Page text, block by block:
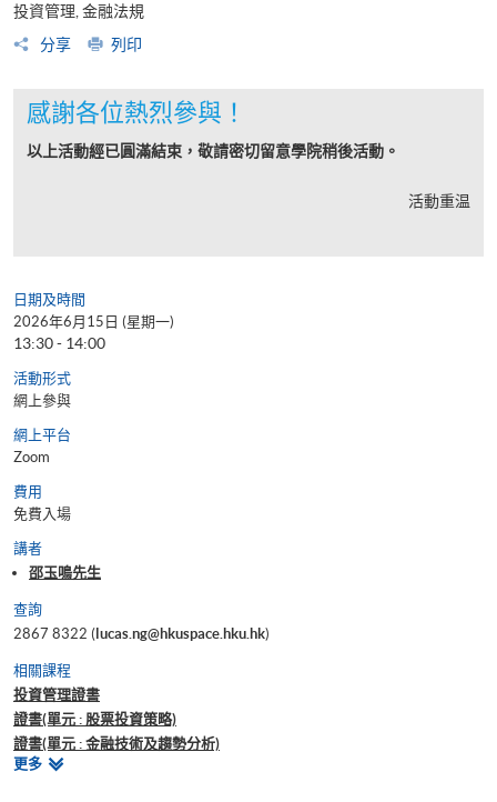
投資管理, 金融法規
分享
列印
感謝各位熱烈參與！
以上活動經已圓滿結束，敬請密切留意學院稍後活動。
活動重温
日期及時間
2026年6月15日 (星期一)
13:30 - 14:00
活動形式
網上參與
網上平台
Zoom
費用
免費入場
講者
邵玉鳴先生
查詢
2867 8322 (lucas.ng@hkuspace.hku.hk)
相關課程
投資管理證書
證書(單元 : 股票投資策略)
證書(單元 : 金融技術及趨勢分析)
證書(單元 : 外匯、衍生工具、結構性產品及對沖基金交易策略)
更多相